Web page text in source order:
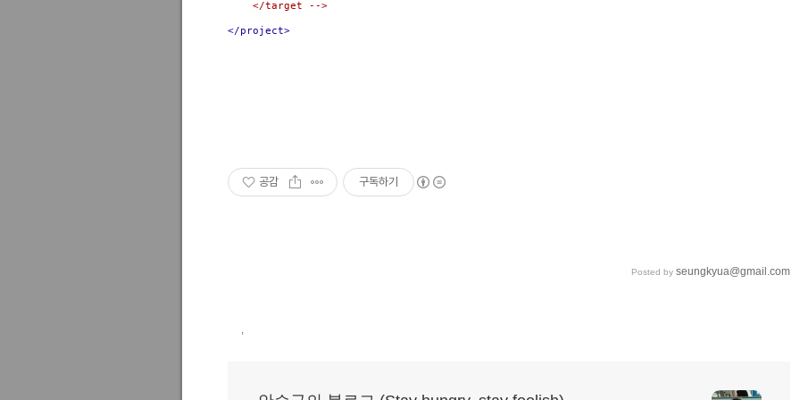
</target -->
</project>
공감 구독하기
Posted by seungkyua@gmail.com
,